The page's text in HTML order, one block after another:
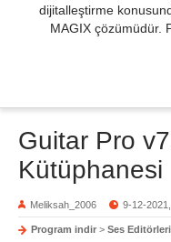
dijitalleştirme
MAGIX çözümüdür.
Guitar Pro
Kütüphanesi
Meliksah_2006 9-12-
Program indir > Ses Editörleri